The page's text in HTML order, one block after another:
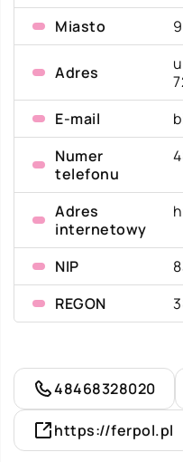
Miasto
Adres
E-mail
Numer
telefonu
Adres
internetowy
NIP
REGON
48468328020
https://ferpol.pl